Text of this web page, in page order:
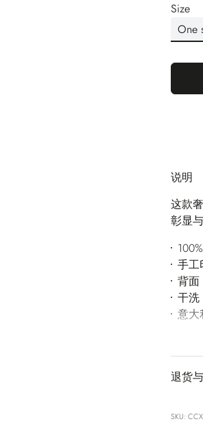
Size
One
说明
这款
彰显
手工
背面
干洗
意大
退货
SKU: